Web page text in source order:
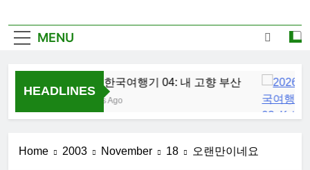
대학 신입생 오리엔테이션과 남편 수술후 회복
MENU
HEADLINES
2026 한국여행기 04: 내 고향 부산
5 Hours Ago
Home 2003 November 18 오랜만이네요